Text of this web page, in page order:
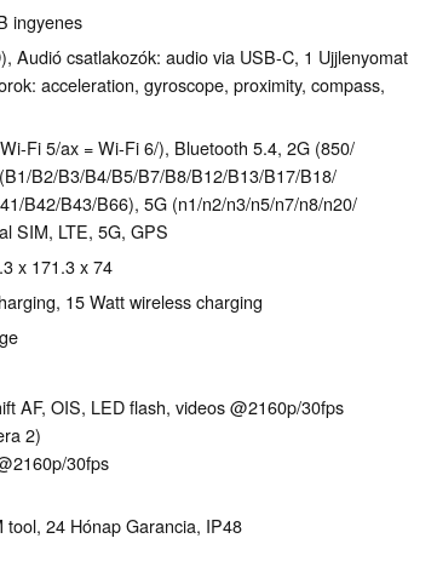
ingyenes
Audió csatlakozók: audio via USB-C, 1 Ujjlenyomat
acceleration, gyroscope, proximity, compass,
Fi 5/ax = Wi-Fi 6/), Bluetooth 5.4, 2G (850/​
​B2/​B3/​B4/​B5/​B7/​B8/​B12/​B13/​B17/​B18/​
​B42/​B43/​B66), 5G (n1/​n2/​n3/​n5/​n7/​n8/​n20/​
SIM, LTE, 5G, GPS
x 171.3 x 74
15 Watt wireless charging
AF, OIS, LED flash, videos @2160p/​30fps
2)
​30fps
24 Hónap Garancia, IP48